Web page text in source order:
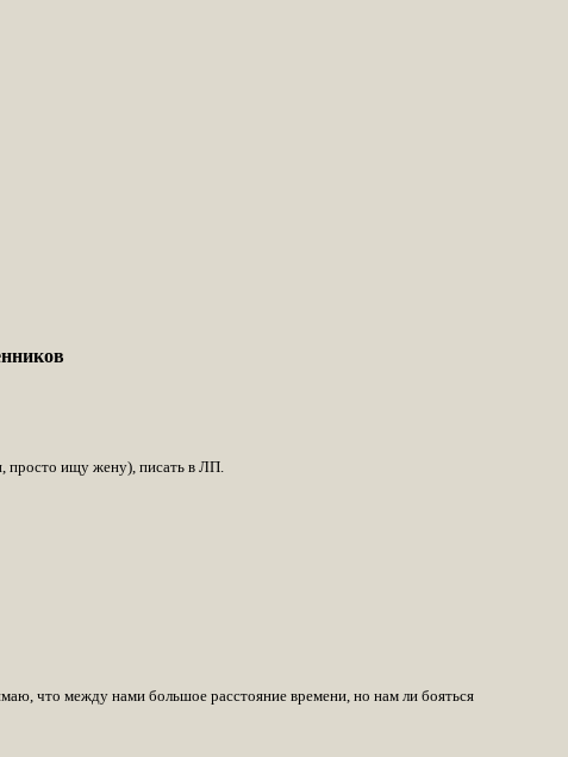
просто ищу жену), писать в ЛП.
что между нами большое расстояние времени, но нам ли бояться